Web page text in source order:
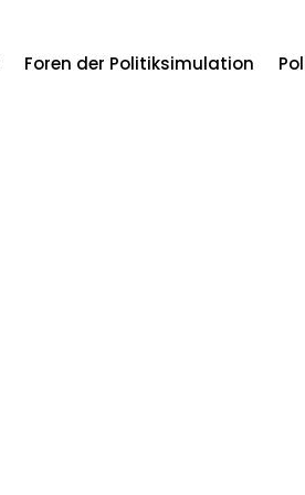
Foren der Politiksimulation